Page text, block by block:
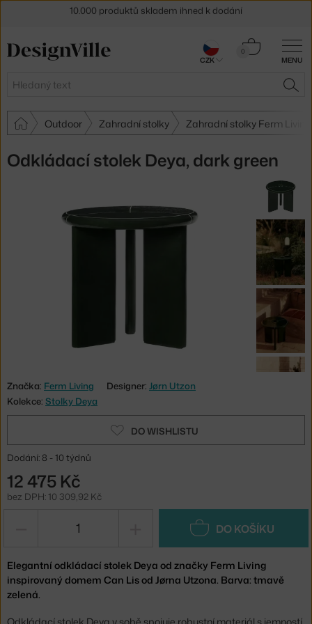
MENU
Hledat
0
Košík
Outdoor Zahradní stolky Zahradní stolky Ferm Living
Odkládací stolek Deya, dark green
Značka: Ferm Living Designer: Jørn Utzon
Kolekce: Stolky Deya
DO WISHLISTU
Dodání: 8 - 10 týdnů
12 475 Kč
bez DPH: 10 309,92 Kč
DO KOŠÍKU
Elegantní odkládací stolek Deya od značky Ferm Living
inspirovaný domem Can Lis od Jørna Utzona. Barva: tmavě
zelená.
30 dní na vrácení zboží
CZK